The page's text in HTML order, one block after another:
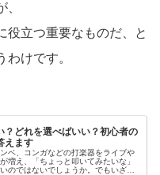
役立つ重要なものだ、と
けです。
？どれを選べばいい？初心者の
えます
ベ、コンガなどの打楽器をライブや
増え、「ちょっと叩いてみたいな」
のではないでしょうか。でもいざ始